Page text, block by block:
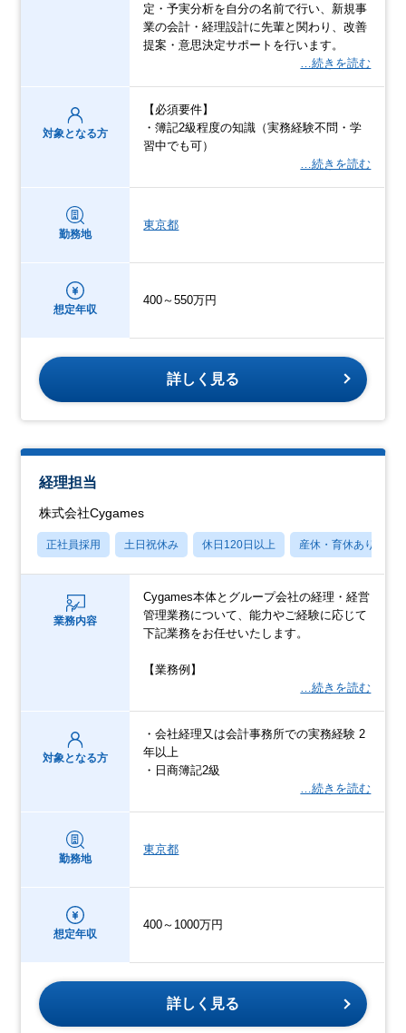
定・予実分析を自分の名前で行い、新規事
業の会計・経理設計に先輩と関わり、改善
提案・意思決定サポートを行います。
…続きを読む
対象となる方
【必須要件】
・簿記2級程度の知識（実務経験不問・学
習中でも可）
…続きを読む
勤務地
東京都
想定年収
400～550万円
詳しく見る
経理担当
株式会社Cygames
正社員採用 土日祝休み 休日120日以上 産休・育休あり
業務内容
Cygames本体とグループ会社の経理・経営
管理業務について、能力やご経験に応じて
下記業務をお任せいたします。
【業務例】
…続きを読む
対象となる方
・会社経理又は会計事務所での実務経験 2
年以上
・日商簿記2級
…続きを読む
勤務地
東京都
想定年収
400～1000万円
詳しく見る